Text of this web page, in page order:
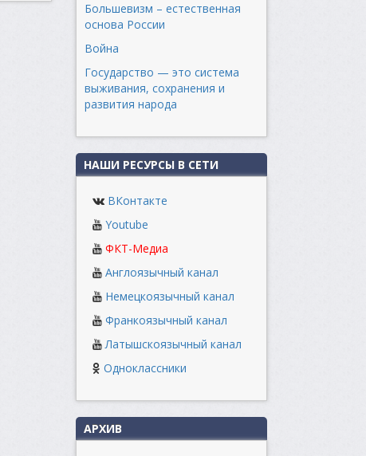
Большевизм – естественная
основа России
Война
Государство — это система
выживания, сохранения и
развития народа
НАШИ РЕСУРСЫ В СЕТИ
ВКонтакте
Youtube
ФКТ-Медиа
Англоязычный канал
Немецкоязычный канал
Франкоязычный канал
Латышскоязычный канал
Одноклассники
АРХИВ